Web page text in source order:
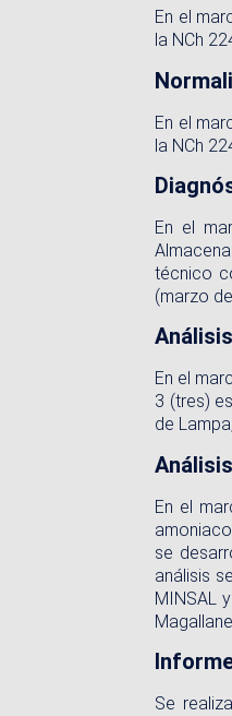
En el
la NCh
En el
la NCh
En el
técnico
(marzo
En el
3 (tres)
de
En el
se
análisis
MINSAL
Se